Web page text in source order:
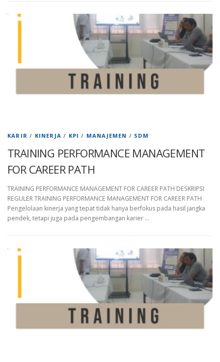
KARIR / KINERJA / KPI / MANAJEMEN / SDM
TRAINING PERFORMANCE MANAGEMENT
FOR CAREER PATH
TRAINING PERFORMANCE MANAGEMENT FOR CAREER PATH DESKRIPSI
REGULER TRAINING PERFORMANCE MANAGEMENT FOR CAREER PATH
Pengelolaan kinerja yang tepat tidak hanya berfokus pada hasil jangka
pendek, tetapi juga pada pengembangan karier …